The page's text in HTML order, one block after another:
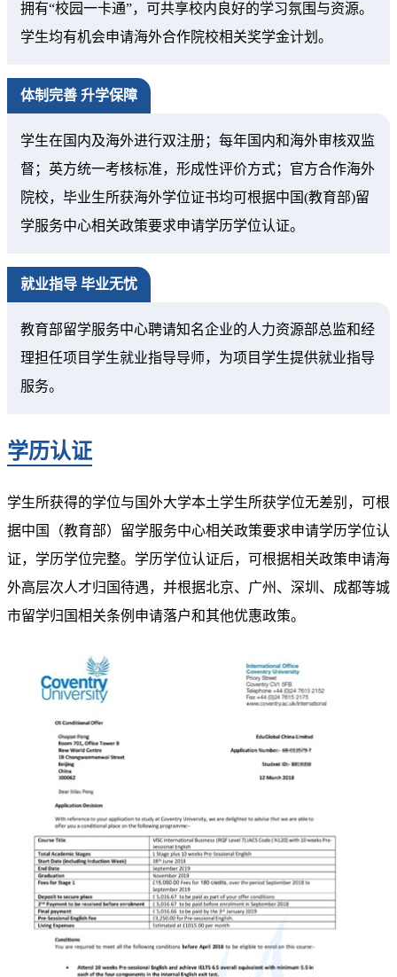
拥有“校园一卡通”，可共享校内良好的学习氛围与资源。
学生均有机会申请海外合作院校相关奖学金计划。
体制完善 升学保障
学生在国内及海外进行双注册；每年国内和海外审核双监
督；英方统一考核标准，形成性评价方式；官方合作海外
院校，毕业生所获海外学位证书均可根据中国(教育部)留
学服务中心相关政策要求申请学历学位认证。
就业指导 毕业无忧
教育部留学服务中心聘请知名企业的人力资源部总监和经
理担任项目学生就业指导导师，为项目学生提供就业指导
服务。
学历认证
学生所获得的学位与国外大学本土学生所获学位无差别，可根
据中国（教育部）留学服务中心相关政策要求申请学历学位认
证，学历学位完整。学历学位认证后，可根据相关政策申请海
外高层次人才归国待遇，并根据北京、广州、深圳、成都等城
市留学归国相关条例申请落户和其他优惠政策。